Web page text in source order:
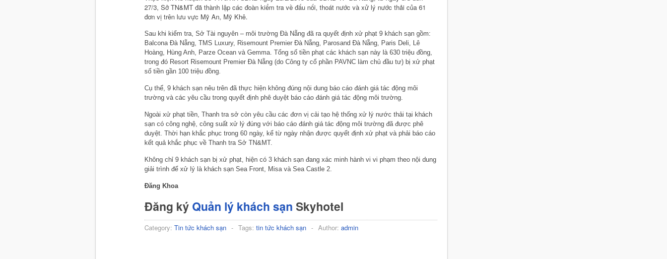
27/3, Sở TN&MT đã thành lập các đoàn kiểm tra về đấu nối, thoát nước và xử lý nước thải của 61
đơn vị trên lưu vực Mỹ An, Mỹ Khê.
Sau khi kiểm tra, Sở Tài nguyên – môi trường Đà Nẵng đã ra quyết định xử phạt 9 khách sạn gồm:
Balcona Đà Nẵng, TMS Luxury, Risemount Premier Đà Nẵng, Parosand Đà Nẵng, Paris Deli, Lê
Hoàng, Hùng Anh, Parze Ocean và Gemma. Tổng số tiền phạt các khách sạn này là 630 triệu đồng,
trong đó Resort Risemount Premier Đà Nẵng (do Công ty cổ phần PAVNC làm chủ đầu tư) bị xử phạt
số tiền gần 100 triệu đồng.
Cụ thể, 9 khách sạn nêu trên đã thực hiện không đúng nội dung báo cáo đánh giá tác động môi
trường và các yêu cầu trong quyết định phê duyệt báo cáo đánh giá tác động môi trường.
Ngoài xử phạt tiền, Thanh tra sở còn yêu cầu các đơn vị cải tạo hệ thống xử lý nước thải tại khách
sạn có công nghệ, công suất xử lý đúng với báo cáo đánh giá tác động môi trường đã được phê
duyệt. Thời hạn khắc phục trong 60 ngày, kể từ ngày nhận được quyết định xử phạt và phải báo cáo
kết quả khắc phục về Thanh tra Sở TN&MT.
Không chỉ 9 khách sạn bị xử phạt, hiện có 3 khách sạn đang xác minh hành vi vi phạm theo nội dung
giải trình để xử lý là khách sạn Sea Front, Misa và Sea Castle 2.
Đăng Khoa
Đăng ký Quản lý khách sạn Skyhotel
Category: Tin tức khách sạn - Tags: tin tức khách sạn - Author: admin